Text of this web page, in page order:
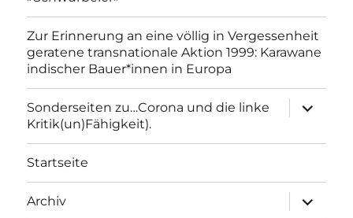
Zur Erinnerung an eine völlig in Vergessenheit
geratene transnationale Aktion 1999: Karawane
indischer Bauer*innen in Europa
Sonderseiten zu…Corona und die linke
Kritik(un)Fähigkeit).
anzeigen
Startseite
Archiv
anzeigen